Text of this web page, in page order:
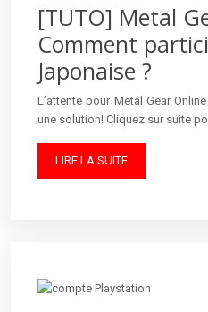
[TUTO] Metal
Comment
Japonaise ?
L’attente pour Metal Gear
une solution! Cliquez sur suite
LIRE LA SUITE